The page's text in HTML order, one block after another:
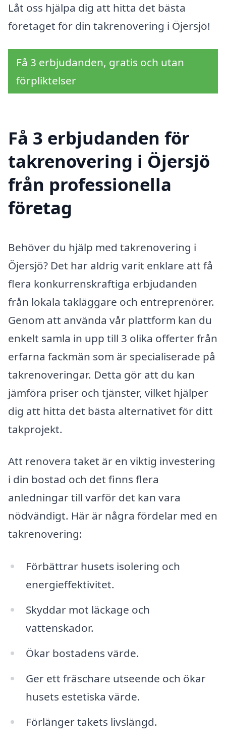
Låt oss hjälpa dig att hitta det bästa
företaget för din takrenovering i Öjersjö!
Få 3 erbjudanden, gratis och utan
förpliktelser
Få 3 erbjudanden för
takrenovering i Öjersjö
från professionella
företag
Behöver du hjälp med takrenovering i
Öjersjö? Det har aldrig varit enklare att få
flera konkurrenskraftiga erbjudanden
från lokala takläggare och entreprenörer.
Genom att använda vår plattform kan du
enkelt samla in upp till 3 olika offerter från
erfarna fackmän som är specialiserade på
takrenoveringar. Detta gör att du kan
jämföra priser och tjänster, vilket hjälper
dig att hitta det bästa alternativet för ditt
takprojekt.
Att renovera taket är en viktig investering
i din bostad och det finns flera
anledningar till varför det kan vara
nödvändigt. Här är några fördelar med en
takrenovering:
Förbättrar husets isolering och
energieffektivitet.
Skyddar mot läckage och
vattenskador.
Ökar bostadens värde.
Ger ett fräschare utseende och ökar
husets estetiska värde.
Förlänger takets livslängd.